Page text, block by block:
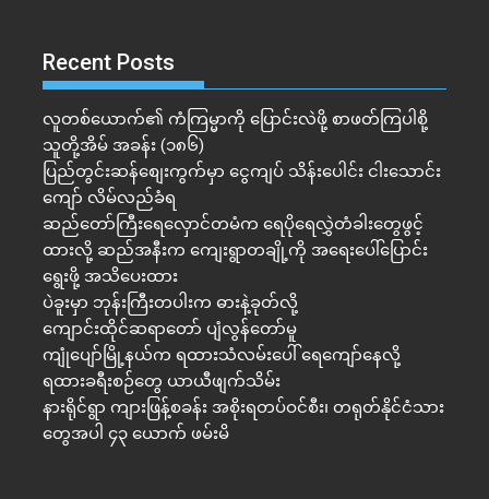
Recent Posts
လူတစ်ယောက်၏ ကံကြမ္မာကို ပြောင်းလဲဖို့ စာဖတ်ကြပါစို့
သူတို့အိမ် အခန်း (၁၈၆)
ပြည်တွင်းဆန်စျေးကွက်မှာ ငွေကျပ် သိန်းပေါင်း ငါး​သောင်း
ကျော် လိမ်လည်ခံရ
ဆည်တော်ကြီးရေလှောင်တမံက ရေပိုရေလွှဲတံခါးတွေဖွင့်
ထားလို့ ဆည်အနီးက ကျေးရွာတချို့ကို အရေးပေါ်ပြောင်း
ရွေးဖို့ အသိပေးထား
ပဲခူးမှာ ဘုန်းကြီးတပါးက ဓားနဲ့ခုတ်လို့
ကျောင်းထိုင်ဆရာတော် ပျံလွန်တော်မူ
ကျုံပျော်မြို့နယ်က ရထားသံလမ်းပေါ် ရေကျော်နေလို့
ရထားခရီးစဉ်တွေ ယာယီဖျက်သိမ်း
နားရိုင်ရွာ ကျားဖြန့်စခန်း အစိုးရတပ်ဝင်စီး၊ တရုတ်နိုင်ငံသား
တွေအပါ ၄၃ ယောက် ဖမ်းမိ